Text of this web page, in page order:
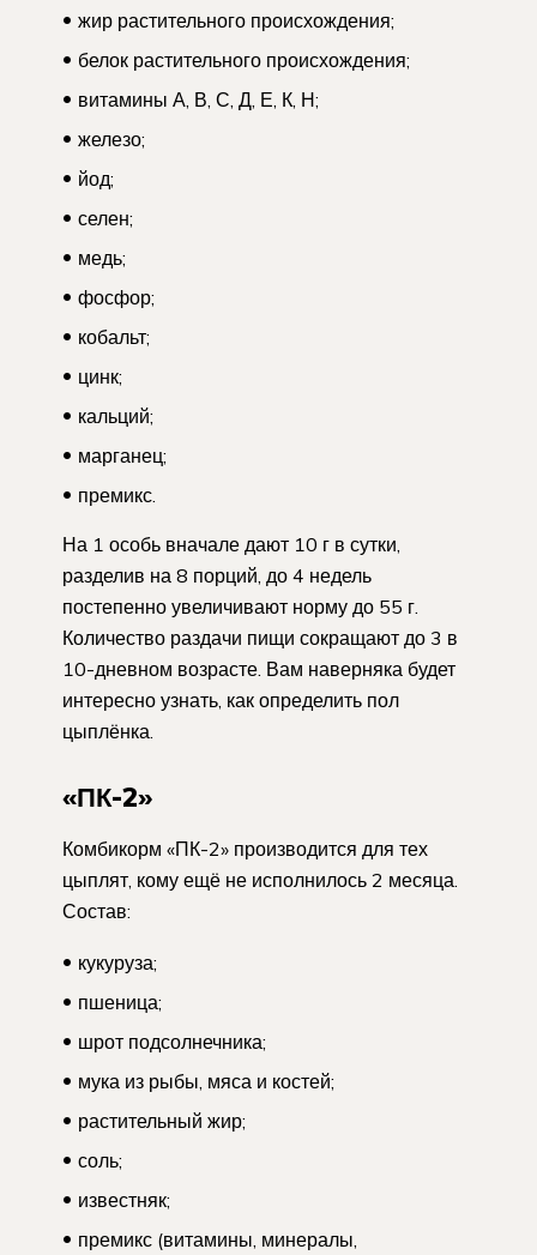
жир растительного происхождения;
белок растительного происхождения;
витамины А, В, С, Д, Е, К, Н;
железо;
йод;
селен;
медь;
фосфор;
кобальт;
цинк;
кальций;
марганец;
премикс.
На 1 особь вначале дают 10 г в сутки,
разделив на 8 порций, до 4 недель
постепенно увеличивают норму до 55 г.
Количество раздачи пищи сокращают до 3 в
10-дневном возрасте. Вам наверняка будет
интересно узнать, как определить пол
цыплёнка.
«ПК-2»
Комбикорм «ПК-2» производится для тех
цыплят, кому ещё не исполнилось 2 месяца.
Состав:
кукуруза;
пшеница;
шрот подсолнечника;
мука из рыбы, мяса и костей;
растительный жир;
соль;
известняк;
премикс (витамины, минералы,